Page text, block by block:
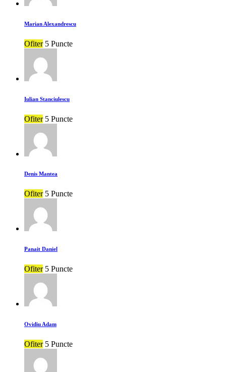
Marian Alexandrescu
Ofiter 5 Puncte
Iulian Stanciulescu
Ofiter 5 Puncte
Denis Mantea
Ofiter 5 Puncte
Panait Daniel
Ofiter 5 Puncte
Ovidiu Adam
Ofiter 5 Puncte